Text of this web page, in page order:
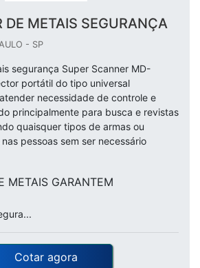
DE METAIS SEGURANÇA
- SP
segurança Super Scanner MD-
portátil do tipo universal
necessidade de controle e
principalmente para busca e revistas
quaisquer tipos de armas ou
pessoas sem ser necessário
METAIS GARANTEM
Cotar agora